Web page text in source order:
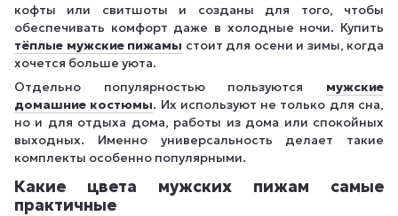
кофты или свитшоты и созданы для того, чтобы
обеспечивать комфорт даже в холодные ночи. Купить
тёплые мужские пижамы стоит для осени и зимы, когда
хочется больше уюта.
Отдельно популярностью пользуются мужские
домашние костюмы. Их используют не только для сна,
но и для отдыха дома, работы из дома или спокойных
выходных. Именно универсальность делает такие
комплекты особенно популярными.
Какие цвета мужских пижам самые
практичные